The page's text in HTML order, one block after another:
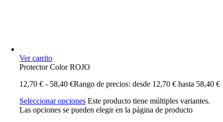
Ver carrito
Protector Color ROJO
12,70€ - 58,40€Rango de precios: desde 12,70 € hasta 58,40 €
Seleccionar opciones Este producto tiene múltiples variantes.
Las opciones se pueden elegir en la página de producto